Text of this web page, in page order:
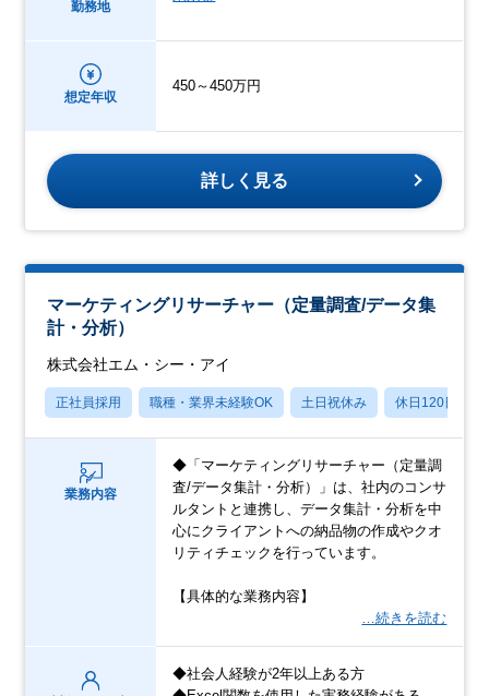
勤務地
想定年収
450～450万円
詳しく見る
マーケティングリサーチャー（定量調査/データ集
計・分析）
株式会社エム・シー・アイ
正社員採用 職種・業界未経験OK 土日祝休み 休日120日以上
業務内容
◆「マーケティングリサーチャー（定量調
査/データ集計・分析）」は、社内のコンサ
ルタントと連携し、データ集計・分析を中
心にクライアントへの納品物の作成やクオ
リティチェックを行っています。
【具体的な業務内容】
…続きを読む
◆社会人経験が2年以上ある方